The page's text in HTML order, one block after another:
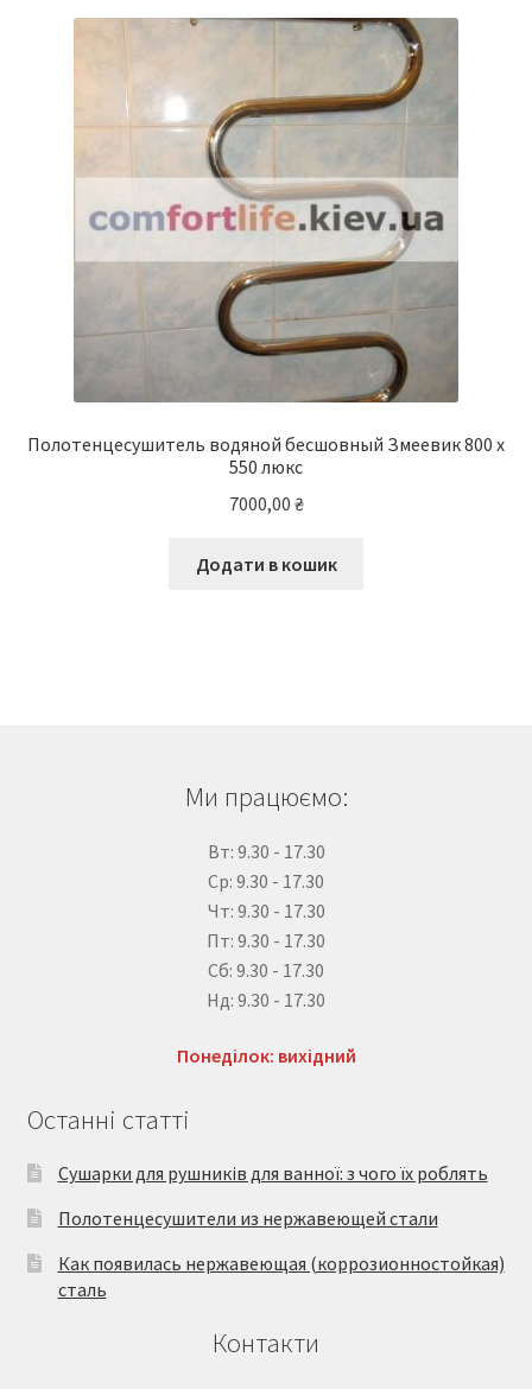
Полотенцесушитель водяной бесшовный Змеевик 800 х
550 люкс
7000,00 ₴
Додати в кошик
Ми працюємо:
Вт: 9.30 - 17.30
Ср: 9.30 - 17.30
Чт: 9.30 - 17.30
Пт: 9.30 - 17.30
Сб: 9.30 - 17.30
Нд: 9.30 - 17.30
Понеділок: вихідний
Останні статті
Сушарки для рушників для ванної: з чого їх роблять
Полотенцесушители из нержавеющей стали
Как появилась нержавеющая (коррозионностойкая)
сталь
Контакти